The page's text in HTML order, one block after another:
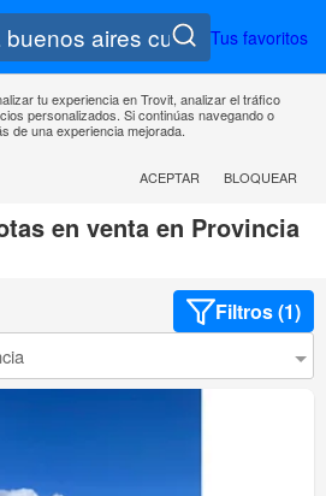
Tus favoritos
tu experiencia en Trovit, analizar el tráfico
personalizados. Si continúas navegando o
de una experiencia mejorada.
ACEPTAR
BLOQUEAR
en venta en Provincia
Filtros (1)